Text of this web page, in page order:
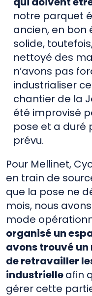
notre parquet
ancien, en
solide,
nettoyé des
n’avons pas
industrialiser
chantier de la
été improvisé
pose et a duré
prévu.
Pour Mellinet,
en train de
que la pose ne
mois, nous
mode
organisé un
avons trouvé
de retravailler
industrielleafin
gérer cette